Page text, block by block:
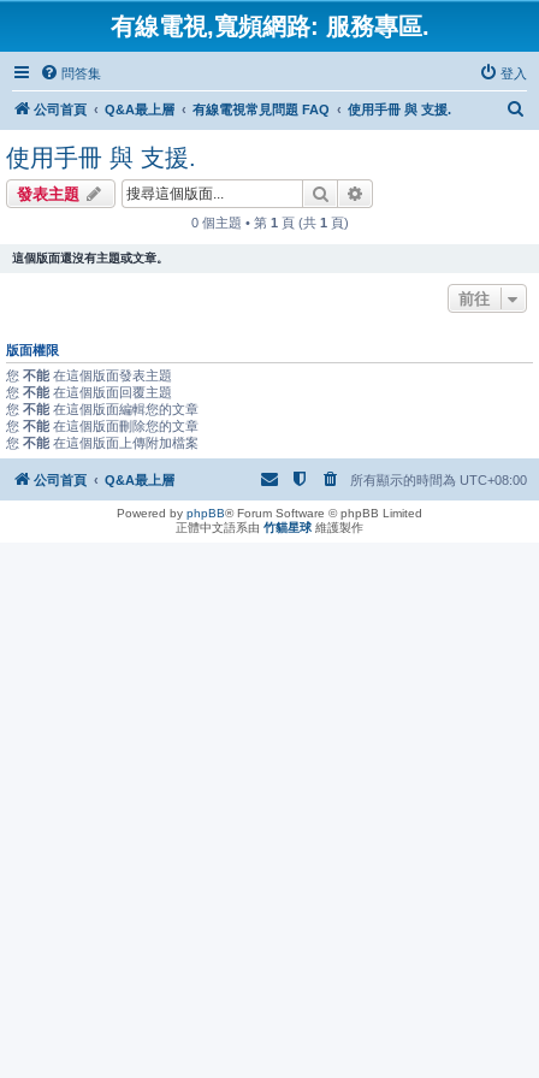
有線電視,寬頻網路: 服務專區.
問答集 登入
公司首頁 Q&A最上層 有線電視常見問題 FAQ 使用手冊 與 支援.
使用手冊 與 支援.
發表主題 搜尋
0 個主題 • 第 1 頁 (共 1 頁)
這個版面還沒有主題或文章。
前往
版面權限
您 不能 在這個版面發表主題
您 不能 在這個版面回覆主題
您 不能 在這個版面編輯您的文章
您 不能 在這個版面刪除您的文章
您 不能 在這個版面上傳附加檔案
公司首頁 Q&A最上層 所有顯示的時間為 UTC+08:00
Powered by phpBB® Forum Software © phpBB Limited
正體中文語系由 竹貓星球 維護製作